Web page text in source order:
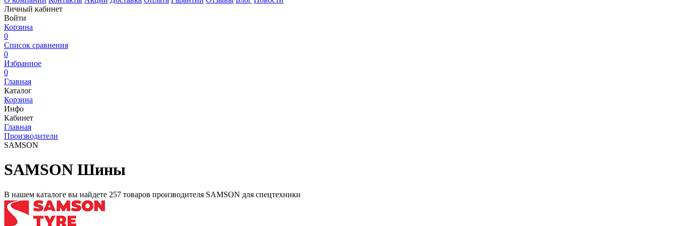
Личный кабинет
Войти
Корзина
0
Список сравнения
0
Избранное
0
Главная
Каталог
Корзина
Инфо
Кабинет
Главная
Производители
SAMSON
SAMSON Шины
В нашем каталоге вы найдете 257 товаров производителя SAMSON для спецтехники